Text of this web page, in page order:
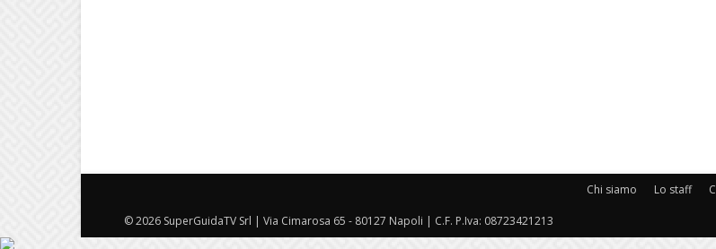
Chi siamo Lo staff
© 2026 SuperGuidaTV Srl | Via Cimarosa 65 - 80127 Napoli | C.F. P.Iva: 08723421213